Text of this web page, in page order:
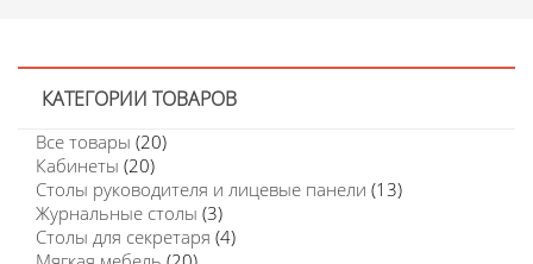
КАТЕГОРИИ ТОВАРОВ
Все товары (20)
Кабинеты (20)
Столы руководителя и лицевые панели (13)
Журнальные столы (3)
Столы для секретаря (4)